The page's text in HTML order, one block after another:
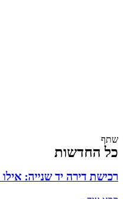
שתף
כל החדשות
רכישת דירה יד שנייה: